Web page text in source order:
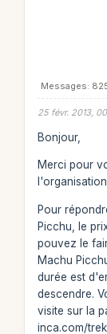
Messages:
25 févr. 2013,
Bonjour,
Merci pour
Pour
Picchu, le
pouvez le
Machu
durée est
descendre.
visite sur la
inca.com/